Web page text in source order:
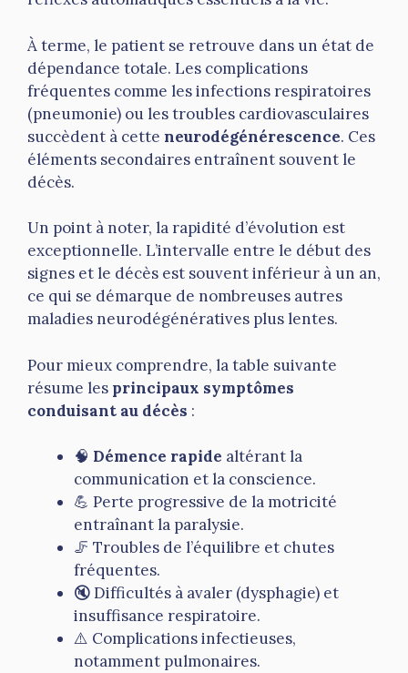
À terme, le patient se retrouve dans un état de
dépendance totale. Les complications
fréquentes comme les infections respiratoires
(pneumonie) ou les troubles cardiovasculaires
succèdent à cette neurodégénérescence. Ces
éléments secondaires entraînent souvent le
décès.
Un point à noter, la rapidité d’évolution est
exceptionnelle. L’intervalle entre le début des
signes et le décès est souvent inférieur à un an,
ce qui se démarque de nombreuses autres
maladies neurodégénératives plus lentes.
Pour mieux comprendre, la table suivante
résume les principaux symptômes
conduisant au décès :
🧠 Démence rapide altérant la
communication et la conscience.
💪 Perte progressive de la motricité
entraînant la paralysie.
🦵 Troubles de l’équilibre et chutes
fréquentes.
🔇 Difficultés à avaler (dysphagie) et
insuffisance respiratoire.
⚠️ Complications infectieuses,
notamment pulmonaires.